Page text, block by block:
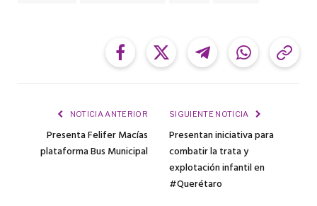
FacebookTwitterTelegramWhatsApp
NOTICIA ANTERIOR
Presenta Felifer Macías
plataforma Bus Municipal
SIGUIENTE NOTICIA
Presentan iniciativa para
combatir la trata y
explotación infantil en
#Querétaro